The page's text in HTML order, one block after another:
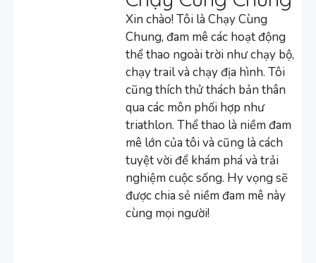
Xin chào! Tôi là Chạy Cùng
Chung, đam mê các hoạt động
thể thao ngoài trời như chạy bộ,
chạy trail và chạy địa hình. Tôi
cũng thích thử thách bản thân
qua các môn phối hợp như
triathlon. Thể thao là niềm đam
mê lớn của tôi và cũng là cách
tuyệt vời để khám phá và trải
nghiệm cuộc sống. Hy vọng sẽ
được chia sẻ niềm đam mê này
cùng mọi người!